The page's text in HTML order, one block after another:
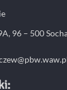
96 – 500